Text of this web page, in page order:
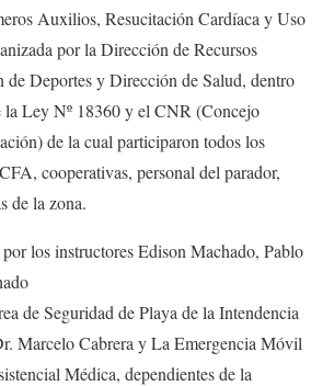
Auxilios, Resucitación Cardíaca y Uso
por la Dirección de Recursos
Deportes y Dirección de Salud, dentro
Ley Nº 18360 y el CNR (Concejo
de la cual participaron todos los
cooperativas, personal del parador,
de la zona.
los instructores Edison Machado, Pablo
de Seguridad de Playa de la Intendencia
Marcelo Cabrera y La Emergencia Móvil
Médica, dependientes de la